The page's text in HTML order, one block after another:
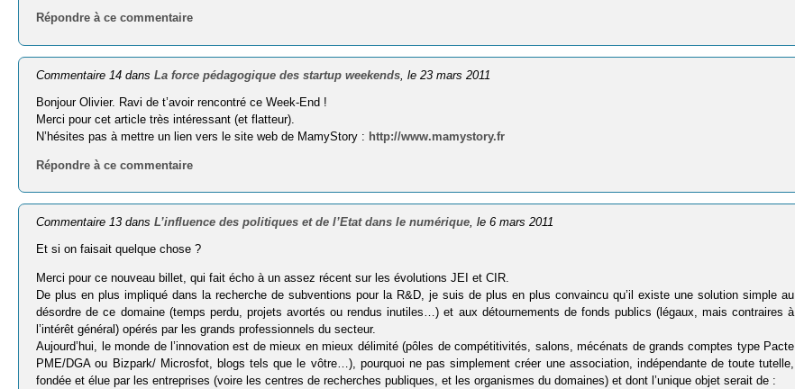
Répondre à ce commentaire
Commentaire 14 dansLa force pédagogique des startup weekends , le 23 mars 2011
Bonjour Olivier. Ravi de t’avoir rencontré ce Week-End !
Merci pour cet article très intéressant (et flatteur).
N’hésites pas à mettre un lien vers le site web de MamyStory : http://www.mamystory.fr
Répondre à ce commentaire
Commentaire 13 dansL’influence des politiques et de l’Etat dans le numérique, le 6 mars 2011
Et si on faisait quelque chose ?
Merci pour ce nouveau billet, qui fait écho à un assez récent sur les évolutions JEI et CIR.
De plus en plus impliqué dans la recherche de subventions pour la R&D, je suis de plus en plus convaincu qu’il existe une solution simple au
désordre de ce domaine (temps perdu, projets avortés ou rendus inutiles…) et aux détournements de fonds publics (légaux, mais contraires à
l’intérêt général) opérés par les grands professionnels du secteur.
Aujourd’hui, le monde de l’innovation est de mieux en mieux délimité (pôles de compétitivités, salons, mécénats de grands comptes type Pacte
PME/DGA ou Bizpark/ Microsfot, blogs tels que le vôtre…), pourquoi ne pas simplement créer une association, indépendante de toute tutelle,
fondée et élue par les entreprises (voire les centres de recherches publiques, et les organismes du domaines) et dont l’unique objet serait de :